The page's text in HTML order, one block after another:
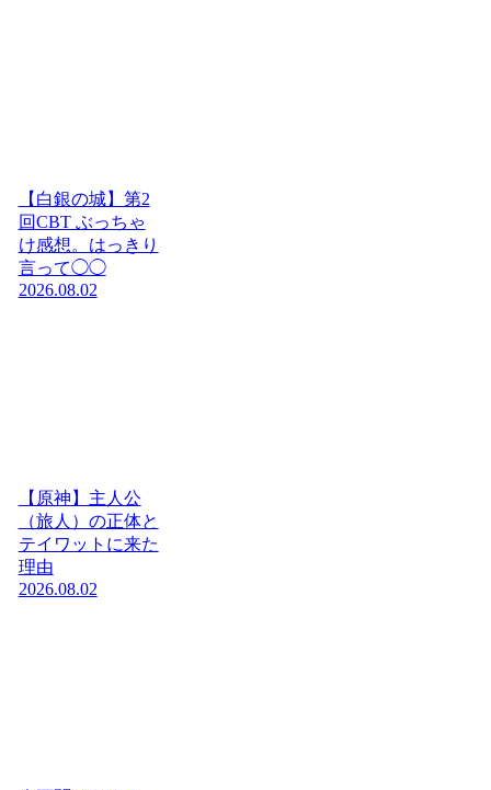
【白銀の城】第2
回CBT ぶっちゃ
け感想。はっきり
言って◯◯
2026.08.02
【原神】主人公
（旅人）の正体と
テイワットに来た
理由
2026.08.02